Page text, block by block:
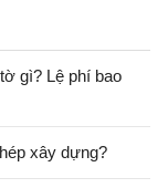
gì? Lệ phí bao
xây dựng?